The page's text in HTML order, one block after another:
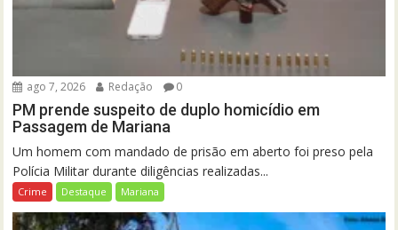
ago 7, 2026 Redação 0
PM prende suspeito de duplo homicídio em
Passagem de Mariana
Um homem com mandado de prisão em aberto foi preso pela
Polícia Militar durante diligências realizadas...
Crime Destaque Mariana